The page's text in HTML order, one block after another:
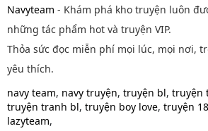
Navyteam - Khám phá kho truyện luôn
những tác phẩm hot và truyện VIP.
Thỏa sức đọc miễn phí mọi lúc, mọi nơi,
yêu thích.
navy team, navy truyện, truyện bl, truyện
truyện tranh bl, truyện boy love, truyện
lazyteam,